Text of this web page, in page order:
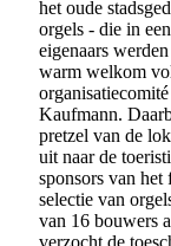
het oude
orgels - die in
eigenaars
warm welkom
Kaufmann.
pretzel van de
uit naar de
sponsors van het
selectie van
van 16 bouwers
verzocht de